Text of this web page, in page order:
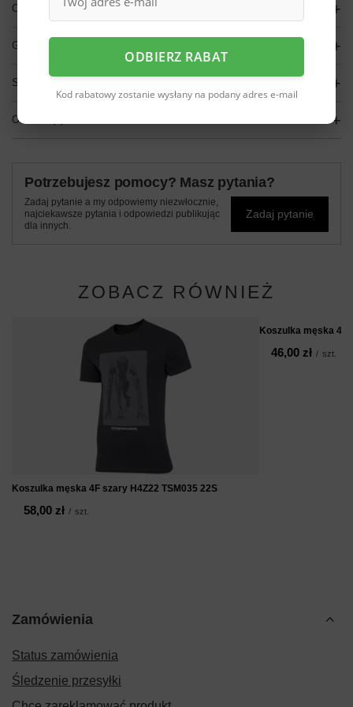
OPIS
GŁÓWNE PARAMETRY
SZCZEGÓŁOWE DANE
OPINIE
Potrzebujesz pomocy? Masz pytania?
Zadaj pytanie a my odpowiemy niezwłocznie,
najciekawsze pytania i odpowiedzi publikując
dla innych.
Zadaj pytanie
ZOBACZ RÓWNIEŻ
Koszulka męska 4F szary H4Z22 TSM035 22S
58,00 zł / szt.
Koszulka męska 4F
46,00 zł / szt.
Zamówienia
Status zamówienia
Śledzenie przesyłki
ODBIERZ RABAT
Kod rabatowy zostanie wysłany na podany adres e-mail